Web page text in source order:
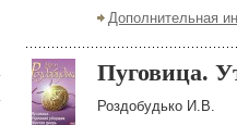
Дополнительная
Пуговица.
Роздобудько И.В.